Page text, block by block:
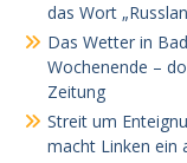
das Wort
Das Wetter in
Wochenende –
Zeitung
Streit um
macht Linken ein